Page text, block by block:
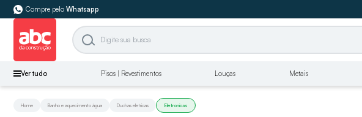
Compre pelo Whatsapp
Ver tudo Pisos | Revestimentos Louças Metais
Home Banho e aquecimento água Duchas eletricas Eletronicas